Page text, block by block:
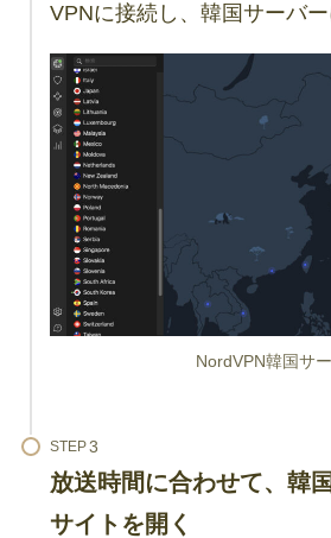
VPNに接続し、韓国サーバー
NordVPN韓国サ
STEP
放送時間に合わせて、韓
サイトを開く